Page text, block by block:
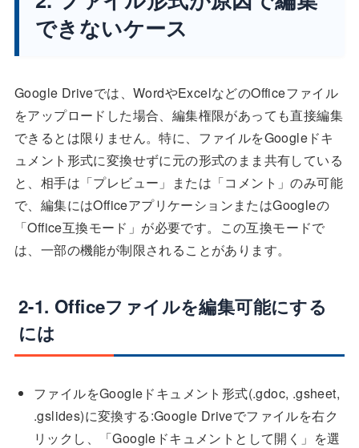
できないケース
Google Driveでは、WordやExcelなどのOfficeファイル
をアップロードした場合、編集権限があっても直接編集
できるとは限りません。特に、ファイルをGoogleドキ
ュメント形式に変換せずに元の形式のまま共有している
と、相手は「プレビュー」または「コメント」のみ可能
で、編集にはOfficeアプリケーションまたはGoogleの
「Office互換モード」が必要です。この互換モードで
は、一部の機能が制限されることがあります。
2-1. Officeファイルを編集可能にする
には
ファイルをGoogleドキュメント形式(.gdoc, .gsheet,
.gslides)に変換する:Google Driveでファイルを右ク
リックし、「Googleドキュメントとして開く」を選